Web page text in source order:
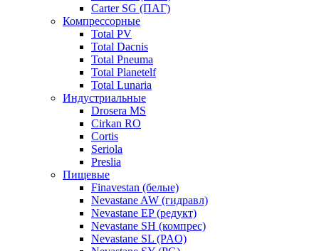
Carter SG (ПАГ)
Компрессорные
Total PV
Total Dacnis
Total Pneuma
Total Planetelf
Total Lunaria
Индустриальные
Drosera MS
Cirkan RO
Cortis
Seriola
Preslia
Пищевые
Finavestan (белые)
Nevastane AW (гидравл)
Nevastane EP (редукт)
Nevastane SH (компрес)
Nevastane SL (PAO)